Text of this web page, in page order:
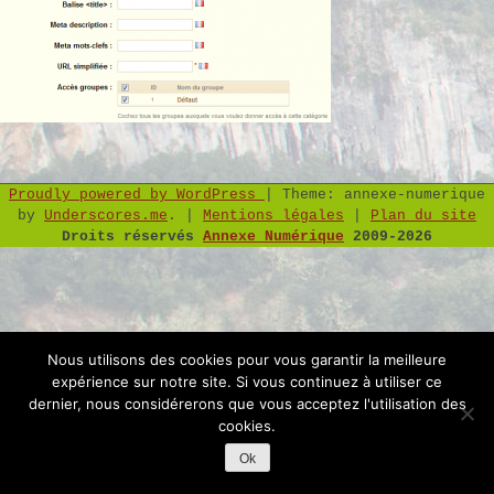
Proudly powered by WordPress
Theme: annexe-numerique
by Underscores.me . Mentions légales
Plan du site
Droits réservés Annexe Numérique 2009-2026
Nous utilisons des cookies pour vous garantir la meilleure
expérience sur notre site. Si vous continuez à utiliser ce
dernier, nous considérerons que vous acceptez l'utilisation des
cookies.
Ok